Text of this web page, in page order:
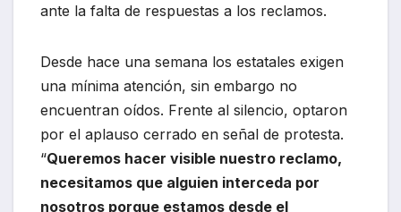
ante la falta de respuestas a los reclamos.
Desde hace una semana los estatales exigen
una mínima atención, sin embargo no
encuentran oídos. Frente al silencio, optaron
por el aplauso cerrado en señal de protesta.
“Queremos hacer visible nuestro reclamo,
necesitamos que alguien interceda por
nosotros porque estamos desde el